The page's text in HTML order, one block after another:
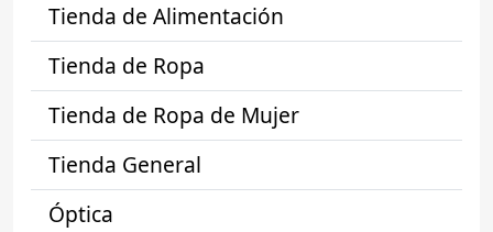
Tienda de Alimentación
Tienda de Ropa
Tienda de Ropa de Mujer
Tienda General
Óptica